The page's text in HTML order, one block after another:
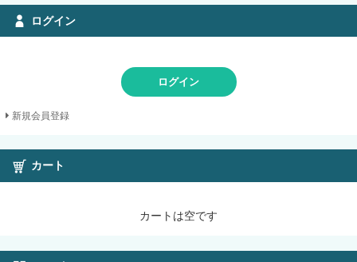
ログイン
ログイン
新規会員登録
カート
カートは空です